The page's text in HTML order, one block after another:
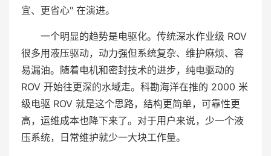
宜、更省心" 在演进。
一个明显的趋势是电驱化。传统深水作业级 ROV
很多用液压驱动，动力强但系统复杂、维护麻烦、容
易漏油。随着电机和密封技术的进步，纯电驱动的
ROV 开始往更深的水域走。科勘海洋在推的 2000 米
级电驱 ROV 就是这个思路，结构更简单，可靠性更
高，运维成本也降下来了。对于用户来说，少一个液
压系统，日常维护就少一大块工作量。